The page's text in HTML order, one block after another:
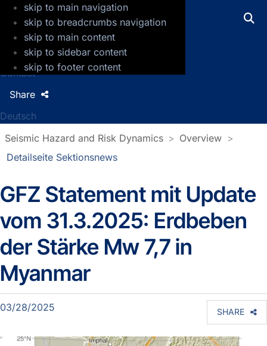
skip to main navigation
skip to breadcrumbs navigation
skip to main content
skip to sidebar content
skip to footer content
GFZ Helmholtz Centre for Geosciences
Press
Jobs
Contact
Deutsch
Share
Seismic Hazard and Risk Dynamics
Overview
Detailseite Sektionsnews
Detailseite Sektionsnews
GFZ Statement mit Update
vom 31.3.2025: Erdbeben
der Stärke Mw 7,7 in
Myanmar
03/28/2025 SHARE